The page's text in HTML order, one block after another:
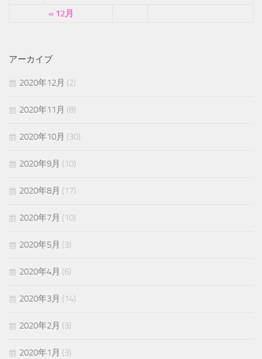
« 12月
アーカイブ
2020年12月 (2)
2020年11月 (8)
2020年10月 (30)
2020年9月 (10)
2020年8月 (17)
2020年7月 (10)
2020年5月 (3)
2020年4月 (6)
2020年3月 (14)
2020年2月 (3)
2020年1月 (3)